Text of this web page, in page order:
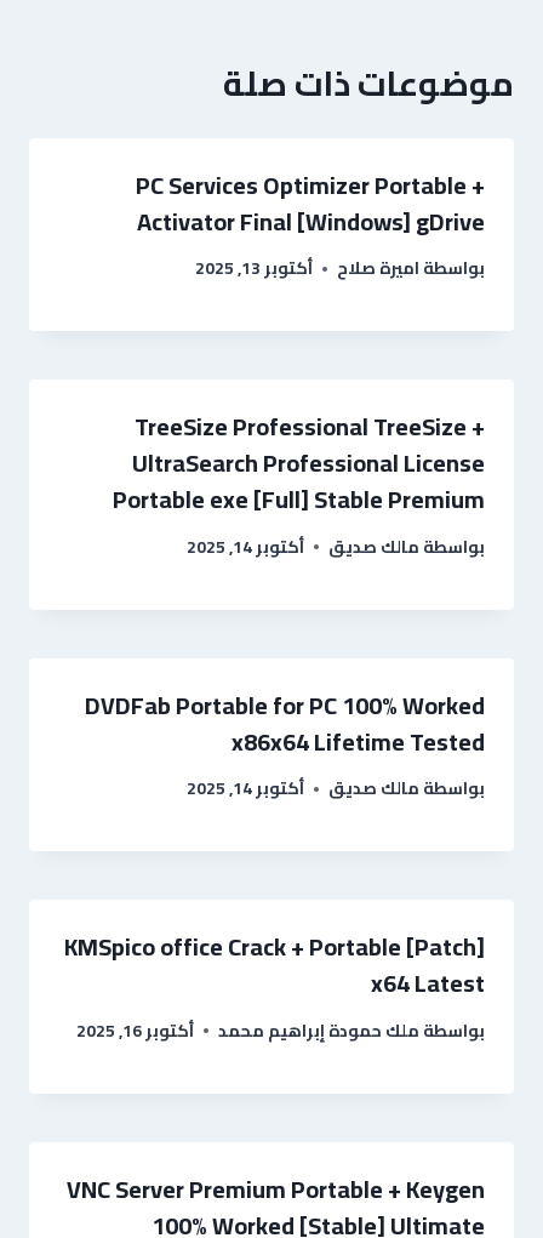
موضوعات ذات صلة
PC Services Optimizer Portable +
Activator Final [Windows] gDrive
بواسطةاميرة صلاح أكتوبر 13, 2025
TreeSize Professional TreeSize +
UltraSearch Professional License
Portable exe [Full] Stable Premium
بواسطةمالك صديق أكتوبر 14, 2025
DVDFab Portable for PC 100% Worked
x86x64 Lifetime Tested
بواسطةمالك صديق أكتوبر 14, 2025
KMSpico office Crack + Portable [Patch]
x64 Latest
بواسطةملك حمودة إبراهيم محمد أكتوبر 16, 2025
VNC Server Premium Portable + Keygen
100% Worked [Stable] Ultimate